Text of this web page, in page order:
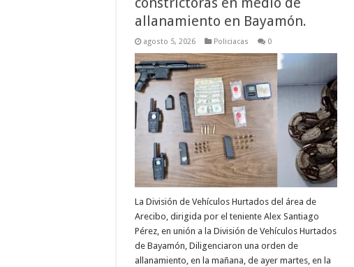
allanamiento en Bayamón.
agosto 5, 2026 Policiacas 0
La División de Vehículos Hurtados del área de
Arecibo, dirigida por el teniente Alex Santiago
Pérez, en unión a la División de Vehículos Hurtados
de Bayamón, Diligenciaron una orden de
allanamiento, en la mañana, de ayer martes, en la